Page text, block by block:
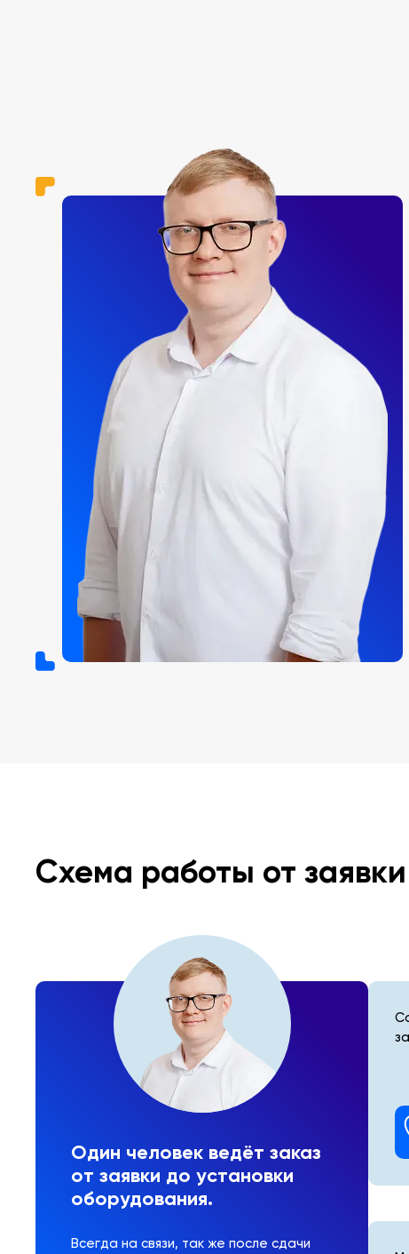
Схема работы от
Один человек ведёт заказ
от заявки до установки
оборудования.
Всегда на связи, так же после сдачи